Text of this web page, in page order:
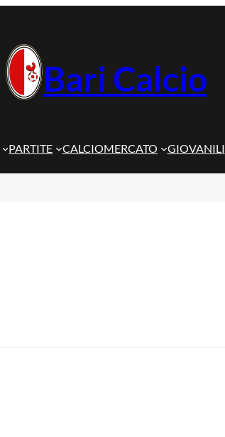
Bari Calcio
PARTITE CALCIOMERCATO GIOVANILI